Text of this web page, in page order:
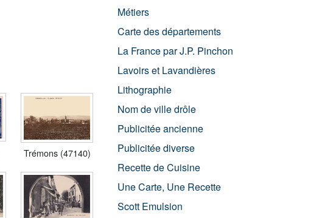
Trémons (47140)
Métiers
Carte des départements
La France par J.P. Pinchon
Lavoirs et Lavandières
Lithographie
Nom de ville drôle
Publicitée ancienne
Publicitée diverse
Recette de Cuisine
Une Carte, Une Recette
Scott Emulsion